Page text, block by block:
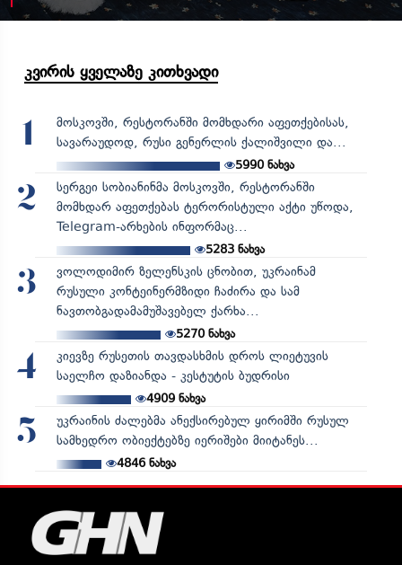
კვირის ყველაზე კითხვადი
1
მოსკოვში, რესტორანში მომხდარი აფეთქებისას,
სავარაუდოდ, რუსი გენერლის ქალიშვილი და...
5990ნახვა
2
სერგეი სობიანინმა მოსკოვში, რესტორანში
მომხდარ აფეთქებას ტერორისტული აქტი უწოდა,
Telegram-არხების ინფორმაც...
5283ნახვა
3
ვოლოდიმირ ზელენსკის ცნობით, უკრაინამ
რუსული კონტეინერმზიდი ჩაძირა და სამ
ნავთობგადამამუშავებელ ქარხა...
5270ნახვა
4
კიევზე რუსეთის თავდასხმის დროს ლიეტუვის
საელჩო დაზიანდა - კესტუტის ბუდრისი
4909ნახვა
5
უკრაინის ძალებმა ანექსირებულ ყირიმში რუსულ
სამხედრო ობიექტებზე იერიშები მიიტანეს...
4846ნახვა